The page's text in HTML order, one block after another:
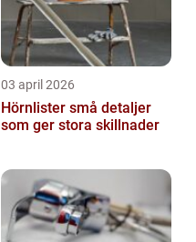
03 april 2026
Hörnlister små detaljer
som ger stora skillnader